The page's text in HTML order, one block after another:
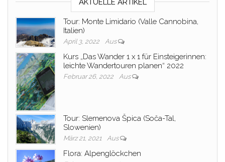
AKTUELLE ARTIKEL
Tour: Monte Limidario (Valle Cannobina,
Italien)
April 3, 2022 Aus
Kurs „Das Wander 1 x 1 für Einsteigerinnen:
leichte Wandertouren planen“ 2022
Februar 26, 2022 Aus
Tour: Slemenova Špica (Soča-Tal,
Slowenien)
März 21, 2021 Aus
Flora: Alpenglöckchen